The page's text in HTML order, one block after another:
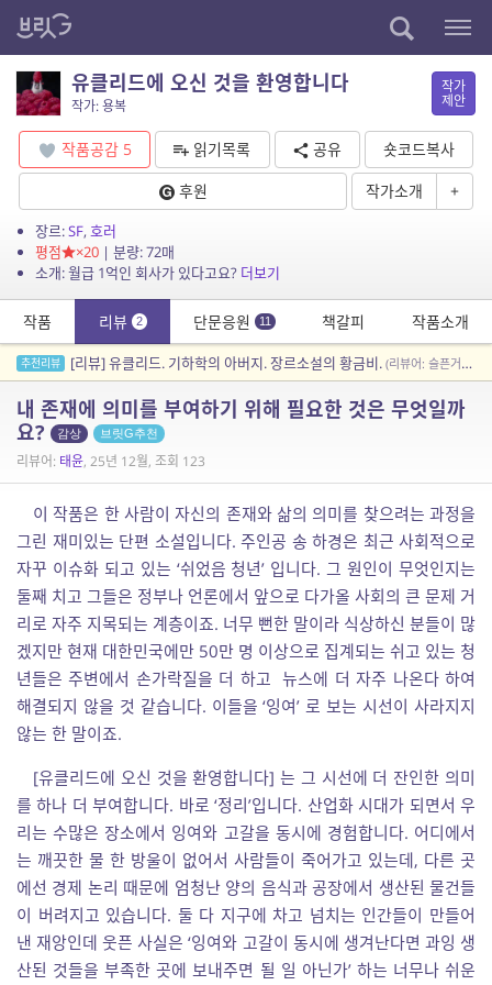
유클리드에 오신 것을 환영합니다
작가: 용복
작가
제안
작품공감 5 읽기목록 공유
숏코드복사
후원
작가소개 +
장르:SF,호러
평점
×20| 분량: 72매
소개: 월급 1억인 회사가 있다고요? 더보기
작품 리뷰 2 단문응원 11 책갈피 작품소개
추천리뷰 [리뷰] 유클리드. 기하학의 아버지. 장르소설의 황금비. (리뷰어: 슬픈거북이)
내 존재에 의미를 부여하기 위해 필요한 것은 무엇일까
요?
감상 브릿G추천
리뷰어: 태윤, 25년 12월, 조회 123
이 작품은 한 사람이 자신의 존재와 삶의 의미를 찾으려는 과정을
그린 재미있는 단편 소설입니다. 주인공 송 하경은 최근 사회적으로
자꾸 이슈화 되고 있는 ‘쉬었음 청년’ 입니다. 그 원인이 무엇인지는
둘째 치고 그들은 정부나 언론에서 앞으로 다가올 사회의 큰 문제 거
리로 자주 지목되는 계층이죠. 너무 뻔한 말이라 식상하신 분들이 많
겠지만 현재 대한민국에만 50만 명 이상으로 집계되는 쉬고 있는 청
년들은 주변에서 손가락질을 더 하고 뉴스에 더 자주 나온다 하여
해결되지 않을 것 같습니다. 이들을 ‘잉여’ 로 보는 시선이 사라지지
않는 한 말이죠.
[유클리드에 오신 것을 환영합니다] 는 그 시선에 더 잔인한 의미
를 하나 더 부여합니다. 바로 ‘정리’입니다. 산업화 시대가 되면서 우
리는 수많은 장소에서 잉여와 고갈을 동시에 경험합니다. 어디에서
는 깨끗한 물 한 방울이 없어서 사람들이 죽어가고 있는데, 다른 곳
에선 경제 논리 때문에 엄청난 양의 음식과 공장에서 생산된 물건들
이 버려지고 있습니다. 둘 다 지구에 차고 넘치는 인간들이 만들어
낸 재앙인데 웃픈 사실은 ‘잉여와 고갈이 동시에 생겨난다면 과잉 생
산된 것들을 부족한 곳에 보내주면 될 일 아닌가’ 하는 너무나 쉬운